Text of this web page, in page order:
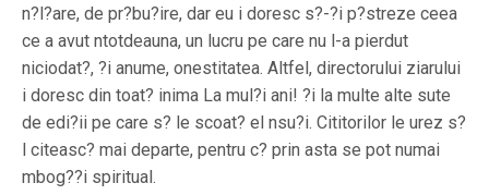
n?l?are, de pr?bu?ire, dar eu i doresc s?-?i p?streze ceea
ce a avut ntotdeauna, un lucru pe care nu l-a pierdut
niciodat?, ?i anume, onestitatea. Altfel, directorului ziarului
i doresc din toat? inima La mul?i ani! ?i la multe alte sute
de edi?ii pe care s? le scoat? el nsu?i. Cititorilor le urez s?
l citeasc? mai departe, pentru c? prin asta se pot numai
mbog??i spiritual.